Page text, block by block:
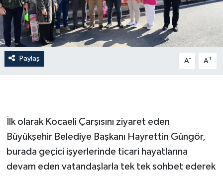
Paylaş A- A+
İlk olarak Kocaeli Çarşısını ziyaret eden
Büyükşehir Belediye Başkanı Hayrettin Güngör,
burada geçici işyerlerinde ticari hayatlarına
devam eden vatandaşlarla tek tek sohbet ederek
DÜNYA
ROPORTAJ
MAGAZİN
MEDYA
SEÇİM 2011